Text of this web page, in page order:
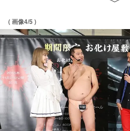
( 画像4/5 )